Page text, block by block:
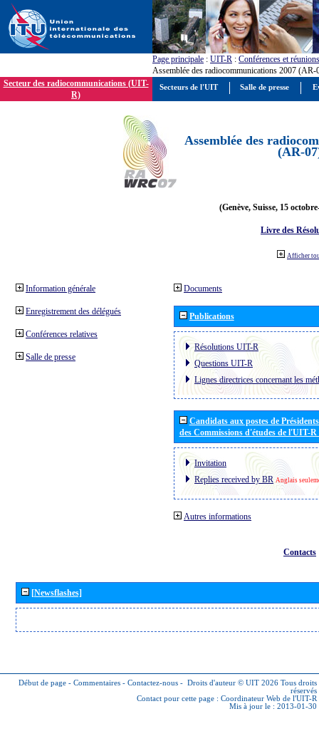
Page principale : UIT-R : Conférences et réunions
Assemblée des radiocommunications 2007 (AR-
Secteur des radiocommunications (UIT-
R)
Assemblée des
(AR-
(Genève, Suisse, 15
Livre des
Afficher
Information générale
Enregistrement des délégués
Conférences relatives
Salle de presse
Documents
Publications
Résolutions UIT-R
Questions UIT-R
Lignes directrices concernant les
Candidats aux postes de
des Commissions d'études de l'UIT-
Invitation
Replies received by BR Anglais
Autres informations
Contacts
[Newsflashes]
Début de page - Commentaires - Contactez-nous - Droits d'auteur © UIT 2026 Tous droits
réservés
Contact pour cette page : Coordinateur Web de l'UIT-R
Mis à jour le : 2013-01-30
Secteurs de l'UIT Salle de presse